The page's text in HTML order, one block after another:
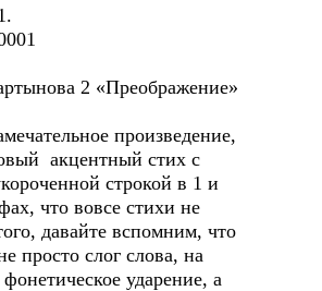
2 «Преображение»
произведение,
акцентный стих с
строкой в 1 и
что вовсе стихи не
давайте вспомним, что
просто слог слова, на
ударение, а